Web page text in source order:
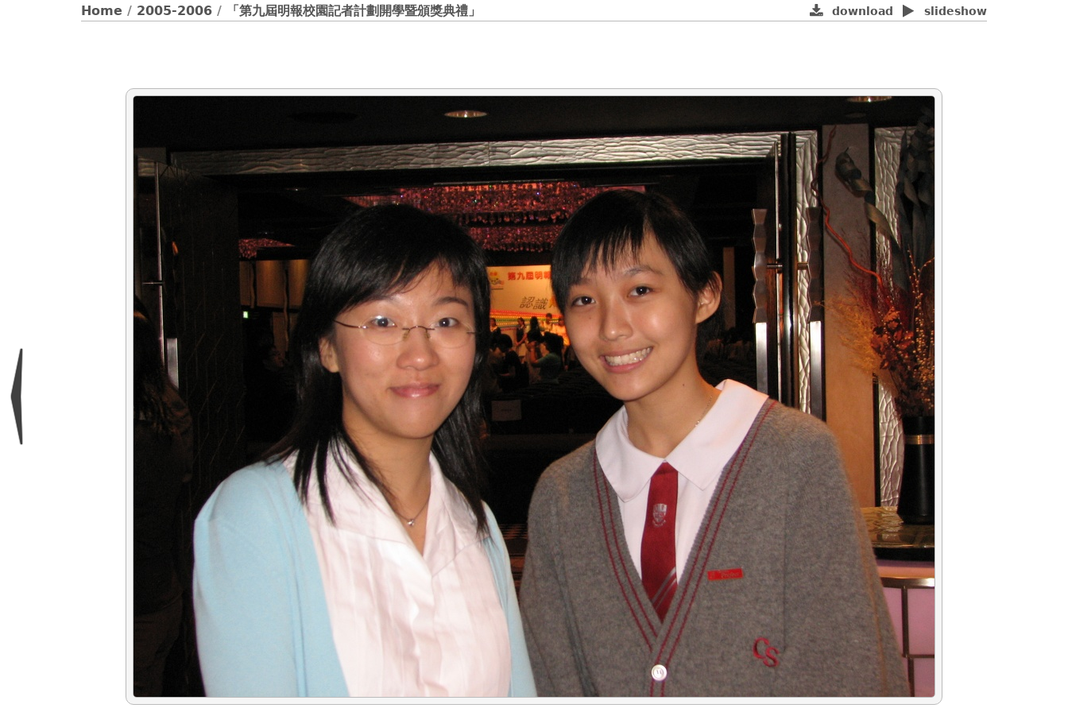
slideshow
download
Home / 2005-2006 / 「第九屆明報校園記者計劃開學暨頒獎典禮」